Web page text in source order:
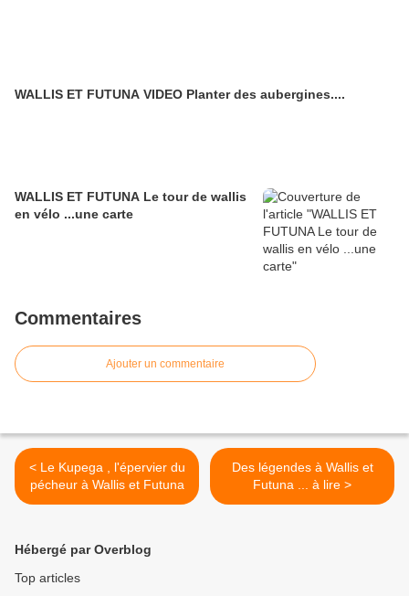
WALLIS ET FUTUNA VIDEO Planter des aubergines....
WALLIS ET FUTUNA Le tour de wallis
en vélo ...une carte
Commentaires
Ajouter un commentaire
< Le Kupega , l'épervier du
pécheur à Wallis et Futuna
Des légendes à Wallis et
Futuna ... à lire >
Hébergé par Overblog
Top articles